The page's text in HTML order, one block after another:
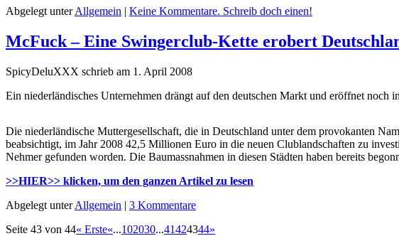
Abgelegt unterAllgemein | Keine Kommentare. Schreib doch einen!
McFuck – Eine Swingerclub-Kette erobert
SpicyDeluXXX schrieb am 1. April 2008
Ein niederländisches Unternehmen drängt auf den deutschen Markt und eröffnet noch
Die niederländische Muttergesellschaft, die in Deutschland unter dem provokanten
beabsichtigt, im Jahr 2008 42,5 Millionen Euro in die neuen Clublandschaften zu
Nehmer gefunden worden. Die Baumassnahmen in diesen Städten haben bereits
>>HIER>> klicken, um den ganzen Artikel zu lesen
Abgelegt unterAllgemein | 3 Kommentare
Seite 43 von 44« Erste«...102030...41424344»